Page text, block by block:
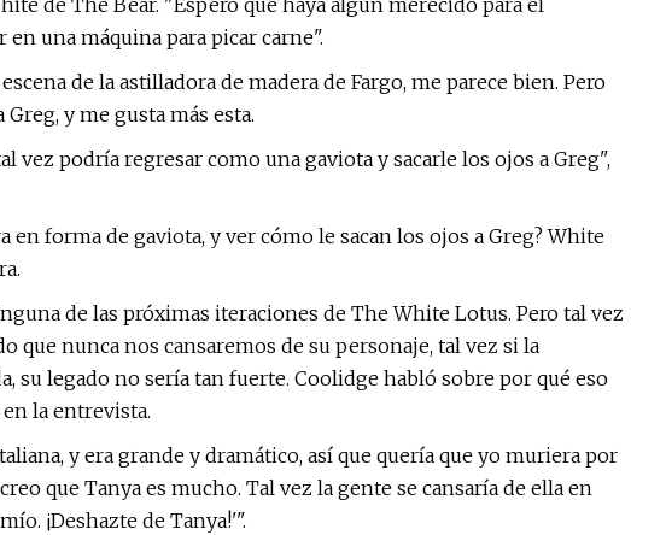
de The Bear. "Espero que haya algún merecido para el
una máquina para picar carne".
de la astilladora de madera de Fargo, me parece bien. Pero
y me gusta más esta.
vez podría regresar como una gaviota y sacarle los ojos a Greg",
en forma de gaviota, y ver cómo le sacan los ojos a Greg? White
de las próximas iteraciones de The White Lotus. Pero tal vez
que nunca nos cansaremos de su personaje, tal vez si la
su legado no sería tan fuerte. Coolidge habló sobre por qué eso
la entrevista.
y era grande y dramático, así que quería que yo muriera por
que Tanya es mucho. Tal vez la gente se cansaría de ella en
¡Deshazte de Tanya!'".